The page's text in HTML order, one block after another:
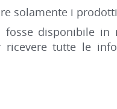
solamente i
disponibile in
tutte le